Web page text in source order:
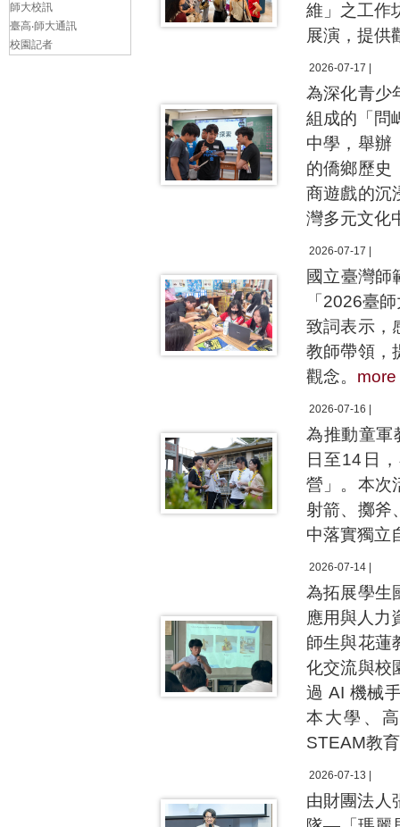
維」之工作
展演，提供
2026-07-17 |
為深化青少
組成的「問
中學，舉辦
的僑鄉歷史
商遊戲的沉
灣多元文化
2026-07-17 |
國立臺灣師
「2026臺
致詞表示，
教師帶領，
觀念。 more
2026-07-16 |
為推動童軍
日至14日
營」。本次
射箭、擲斧
中落實獨立
2026-07-14 |
為拓展學生
應用與人力
師生與花蓮
化交流與校
過 AI 機械
本大學、
STEAM教
2026-07-13 |
由財團法人
師大校訊
臺高‧師大通訊
校園記者